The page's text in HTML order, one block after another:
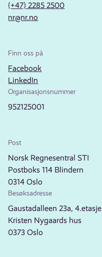
(+47) 2285 2500
nr@nr.no
Finn oss på
Facebook
LinkedIn
Organisasjonsnummer
952125001
Post
Norsk Regnesentral STI
Postboks 114 Blindern
0314 Oslo
Besøksadresse
Gaustadalleen 23a, 4.etasje
Kristen Nygaards hus
0373 Oslo